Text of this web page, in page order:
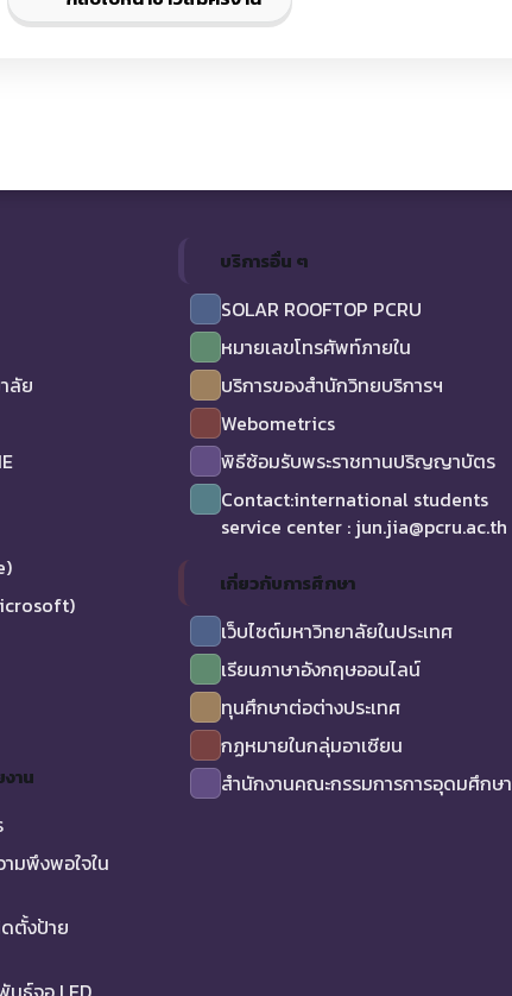
ลัย
าน
มพึงพอใจใน
ตั้งป้าย
บริการอื่น ๆ
SOLAR ROOFTOP PCRU
หมายเลขโทรศัพท์ภายใน
บริการของสำนักวิทยบริการฯ
Webometrics
พิธีซ้อมรับพระราชทานปริญญาบัตร
Contact:international students
service center : jun.jia@pcru.ac.th
เกี่ยวกับการศึกษา
เว็บไซต์มหาวิทยาลัยในประเทศ
เรียนภาษาอังกฤษออนไลน์
ทุนศึกษาต่อต่างประเทศ
กฏหมายในกลุ่มอาเซียน
สำนักงานคณะกรรมการการอุดมศึกษา